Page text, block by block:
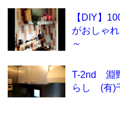
【DIY】
がおしゃ
～
T-2nd 淵
らし (有)